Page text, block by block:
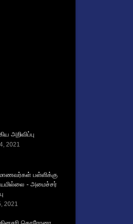
அறிவிப்பு
2021
பள்ளிக்கு
- அமைச்சர்
2021